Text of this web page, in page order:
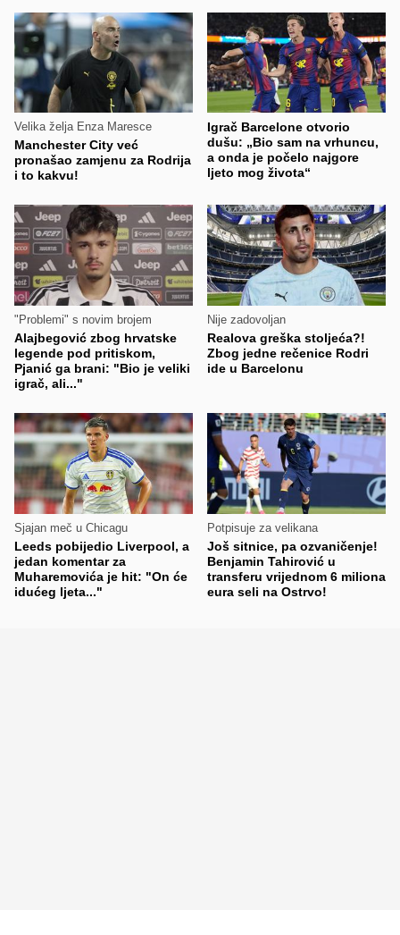
Velika želja Enza Maresce
Manchester City već
pronašao zamjenu za Rodrija
i to kakvu!
Igrač Barcelone otvorio
dušu: „Bio sam na vrhuncu,
a onda je počelo najgore
ljeto mog života“
"Problemi" s novim brojem
Alajbegović zbog hrvatske
legende pod pritiskom,
Pjanić ga brani: "Bio je veliki
igrač, ali..."
Nije zadovoljan
Realova greška stoljeća?!
Zbog jedne rečenice Rodri
ide u Barcelonu
Sjajan meč u Chicagu
Leeds pobijedio Liverpool, a
jedan komentar za
Muharemovića je hit: "On će
idućeg ljeta..."
Potpisuje za velikana
Još sitnice, pa ozvaničenje!
Benjamin Tahirović u
transferu vrijednom 6 miliona
eura seli na Ostrvo!